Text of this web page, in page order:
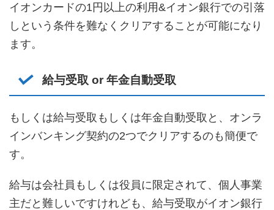
イオンカードの1円以上の利用&イオン銀行での引落
しという条件を難なくクリアすることが可能になり
ます。
給与受取 or 年金自動受取
もしくは給与受取もしくは年金自動受取と、オンラ
インバンキング契約の2つでクリアするのも簡便で
す。
給与は会社員もしくは役員に限定されて、個人事業
主だと難しいですけれども、給与受取がイオン銀行